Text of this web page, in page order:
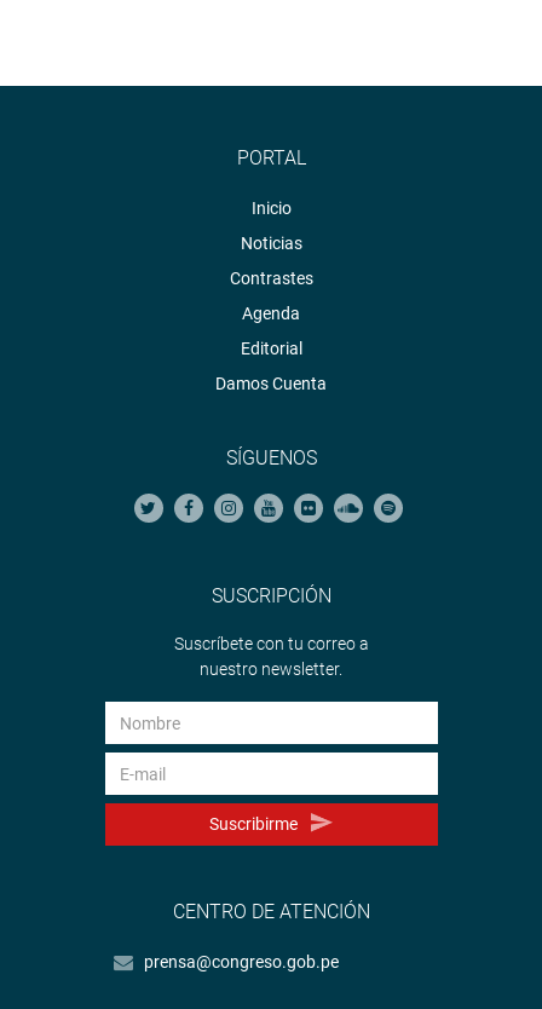
PORTAL
Inicio
Noticias
Contrastes
Agenda
Editorial
Damos Cuenta
SÍGUENOS
SUSCRIPCIÓN
Suscríbete con tu correo a
nuestro newsletter.
Suscribirme
CENTRO DE ATENCIÓN
prensa@congreso.gob.pe